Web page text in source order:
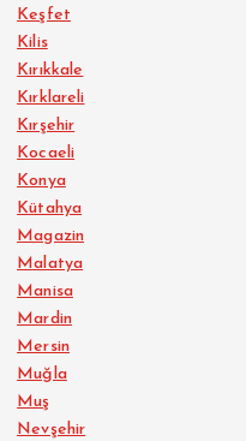
Keşfet
Kilis
Kırıkkale
Kırklareli
Kırşehir
Kocaeli
Konya
Kütahya
Magazin
Malatya
Manisa
Mardin
Mersin
Muğla
Muş
Nevşehir